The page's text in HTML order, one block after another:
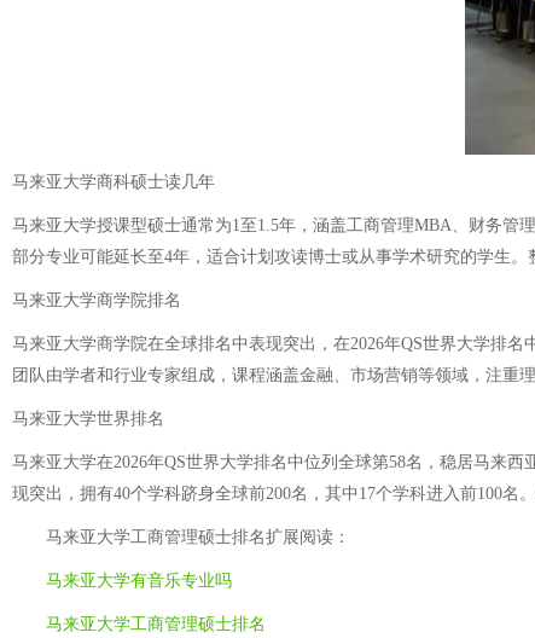
马来亚大学商科硕士读几年
马来亚大学授课型硕士通常为1至1.5年，涵盖工商管理MBA、财务管
部分专业可能延长至4年，适合计划攻读博士或从事学术研究的学生
马来亚大学商学院排名
马来亚大学商学院在全球排名中表现突出，在2026年QS世界大学排
团队由学者和行业专家组成，课程涵盖金融、市场营销等领域，注重
马来亚大学世界排名
马来亚大学在2026年QS世界大学排名中位列全球第58名，稳居马来
现突出，拥有40个学科跻身全球前200名，其中17个学科进入前100
马来亚大学工商管理硕士排名扩展阅读：
马来亚大学有音乐专业吗
马来亚大学工商管理硕士排名